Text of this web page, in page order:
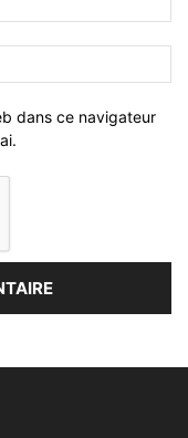
dans ce navigateur